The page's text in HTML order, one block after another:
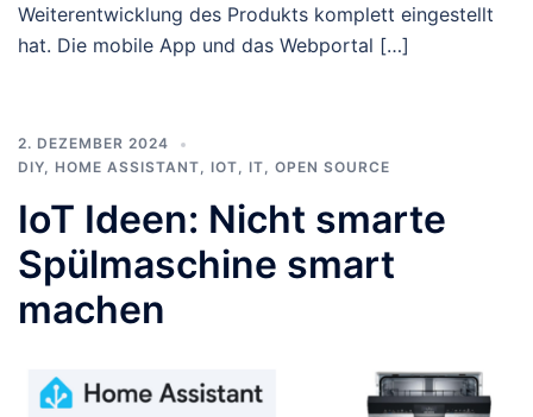
Weiterentwicklung des Produkts komplett eingestellt
hat. Die mobile App und das Webportal […]
2. DEZEMBER 2024
DIY
HOME ASSISTANT IOT IT OPEN SOURCE
IoT Ideen: Nicht smarte
Spülmaschine smart
machen